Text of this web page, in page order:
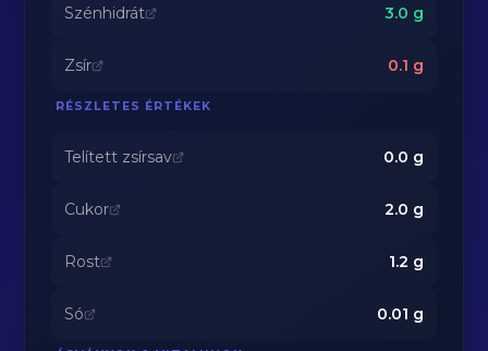
Szénhidrát 3.0 g
Zsír 0.1 g
RÉSZLETES ÉRTÉKEK
Telített zsírsav 0.0 g
Cukor 2.0 g
Rost 1.2 g
Só 0.01 g